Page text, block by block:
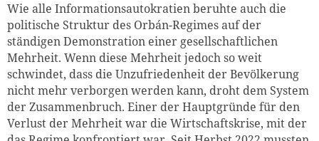
Wie alle Informationsautokratien beruhte auch die
politische Struktur des Orbán-Regimes auf der
ständigen Demonstration einer gesellschaftlichen
Mehrheit. Wenn diese Mehrheit jedoch so weit
schwindet, dass die Unzufriedenheit der Bevölkerung
nicht mehr verborgen werden kann, droht dem System
der Zusammenbruch. Einer der Hauptgründe für den
Verlust der Mehrheit war die Wirtschaftskrise, mit der